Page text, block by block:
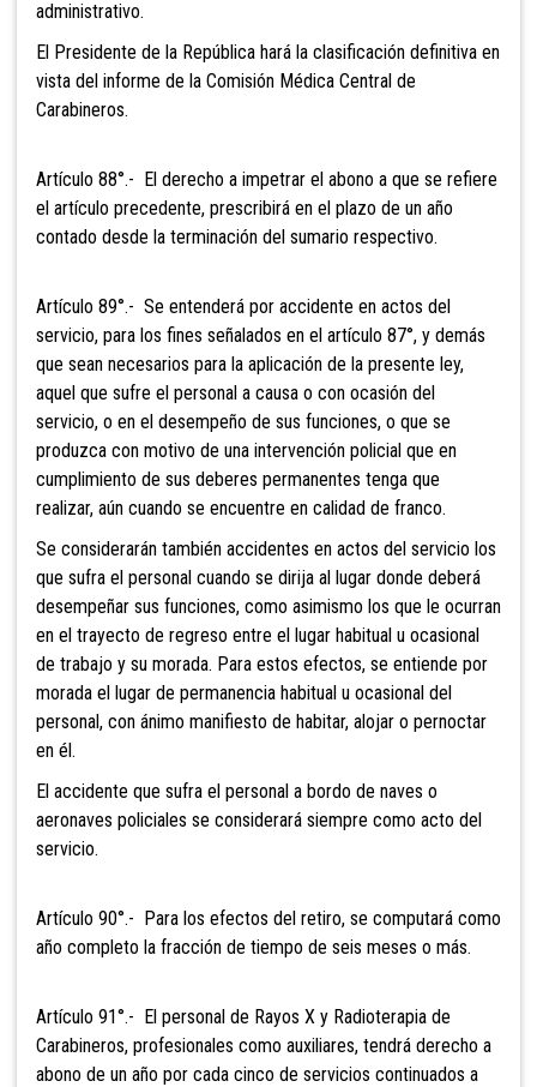
administrativo.
El Presidente de la República hará la clasificación definitiva en
vista del informe de la Comisión Médica Central de
Carabineros.
Artículo 88°.- El derecho a impetrar el abono a que se refiere
el artículo precedente, prescribirá en el plazo de un año
contado desde la terminación del sumario respectivo.
Artículo 89°.- Se entenderá por accidente en actos del
servicio, para los fines señalados en el artículo 87°, y demás
que sean necesarios para la aplicación de la presente ley,
aquel que sufre el personal a causa o con ocasión del
servicio, o en el desempeño de sus funciones, o que se
produzca con motivo de una intervención policial que en
cumplimiento de sus deberes permanentes tenga que
realizar, aún cuando se encuentre en calidad de franco.
Se considerarán también accidentes en actos del servicio los
que sufra el personal cuando se dirija al lugar donde deberá
desempeñar sus funciones, como asimismo los que le ocurran
en el trayecto de regreso entre el lugar habitual u ocasional
de trabajo y su morada. Para estos efectos, se entiende por
morada el lugar de permanencia habitual u ocasional del
personal, con ánimo manifiesto de habitar, alojar o pernoctar
en él.
El accidente que sufra el personal a bordo de naves o
aeronaves policiales se considerará siempre como acto del
servicio.
Artículo 90°.- Para los efectos del retiro, se computará como
año completo la fracción de tiempo de seis meses o más.
Artículo 91°.- El personal de Rayos X y Radioterapia de
Carabineros, profesionales como auxiliares, tendrá derecho a
abono de un año por cada cinco de servicios continuados a